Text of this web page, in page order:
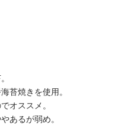
苔焼きを使用。
オススメ。
あるが弱め。